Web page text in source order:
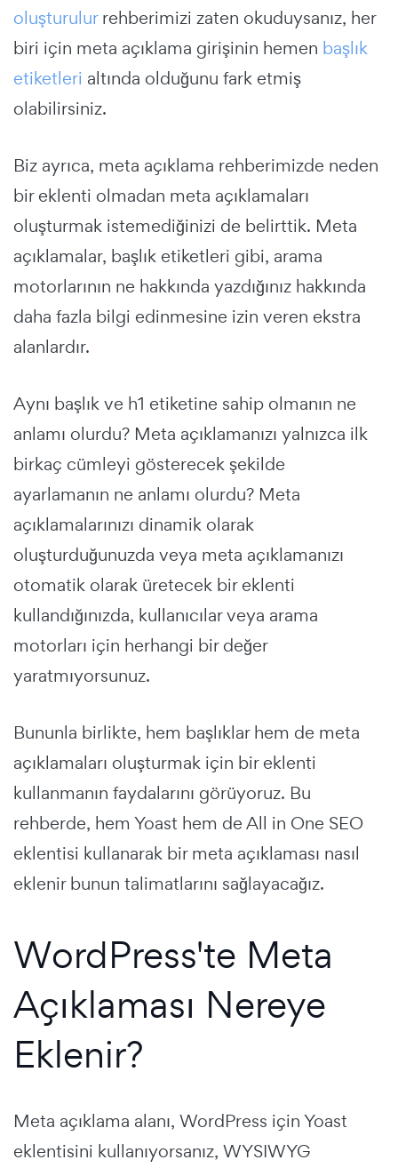
oluşturulurrehberimizi zaten okuduysanız, her
biri için meta açıklama girişinin hemen başlık
etiketleri altında olduğunu fark etmiş
olabilirsiniz.
Biz ayrıca, meta açıklama rehberimizde neden
bir eklenti olmadan meta açıklamaları
oluşturmak istemediğinizi de belirttik. Meta
açıklamalar, başlık etiketleri gibi, arama
motorlarının ne hakkında yazdığınız hakkında
daha fazla bilgi edinmesine izin veren ekstra
alanlardır.
Aynı başlık ve h1 etiketine sahip olmanın ne
anlamı olurdu? Meta açıklamanızı yalnızca ilk
birkaç cümleyi gösterecek şekilde
ayarlamanın ne anlamı olurdu? Meta
açıklamalarınızı dinamik olarak
oluşturduğunuzda veya meta açıklamanızı
otomatik olarak üretecek bir eklenti
kullandığınızda, kullanıcılar veya arama
motorları için herhangi bir değer
yaratmıyorsunuz.
Bununla birlikte, hem başlıklar hem de meta
açıklamaları oluşturmak için bir eklenti
kullanmanın faydalarını görüyoruz. Bu
rehberde, hem Yoast hem de All in One SEO
eklentisi kullanarak bir meta açıklaması nasıl
eklenir bunun talimatlarını sağlayacağız.
WordPress'te Meta
Açıklaması Nereye
Eklenir?
Meta açıklama alanı, WordPress için Yoast
eklentisini kullanıyorsanız, WYSIWYG